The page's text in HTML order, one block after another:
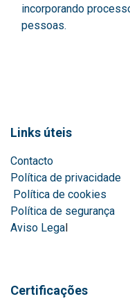
incorporando
pessoas.
Links úteis
Contacto
Política de privacidade
Política de cookies
Política de segurança
Aviso Lega
Certificações